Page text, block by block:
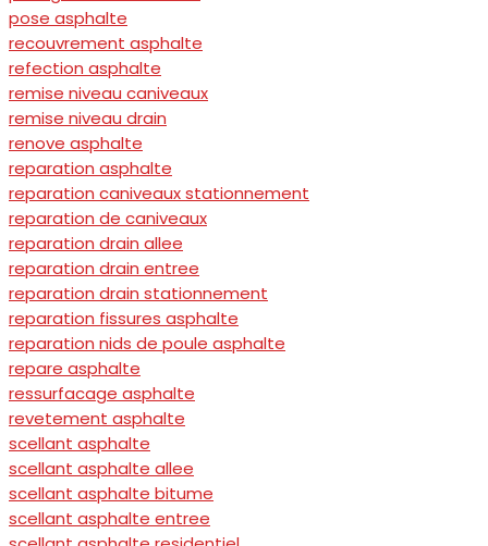
pose asphalte
recouvrement asphalte
refection asphalte
remise niveau caniveaux
remise niveau drain
renove asphalte
reparation asphalte
reparation caniveaux stationnement
reparation de caniveaux
reparation drain allee
reparation drain entree
reparation drain stationnement
reparation fissures asphalte
reparation nids de poule asphalte
repare asphalte
ressurfacage asphalte
revetement asphalte
scellant asphalte
scellant asphalte allee
scellant asphalte bitume
scellant asphalte entree